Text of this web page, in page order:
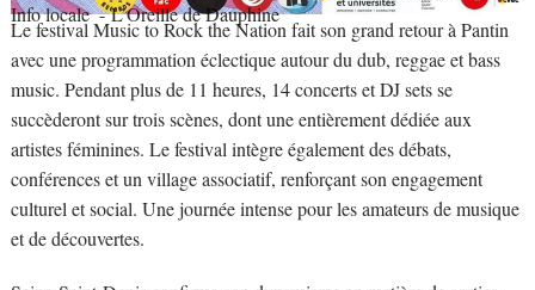
Info locale- L’Oreille de Dauphine
Le festival Music to Rock the Nation fait son grand retour à Pantin
avec une programmation éclectique autour du dub, reggae et bass
music. Pendant plus de 11 heures, 14 concerts et DJ sets se
succèderont sur trois scènes, dont une entièrement dédiée aux
artistes féminines. Le festival intègre également des débats,
conférences et un village associatif, renforçant son engagement
culturel et social. Une journée intense pour les amateurs de musique
et de découvertes.